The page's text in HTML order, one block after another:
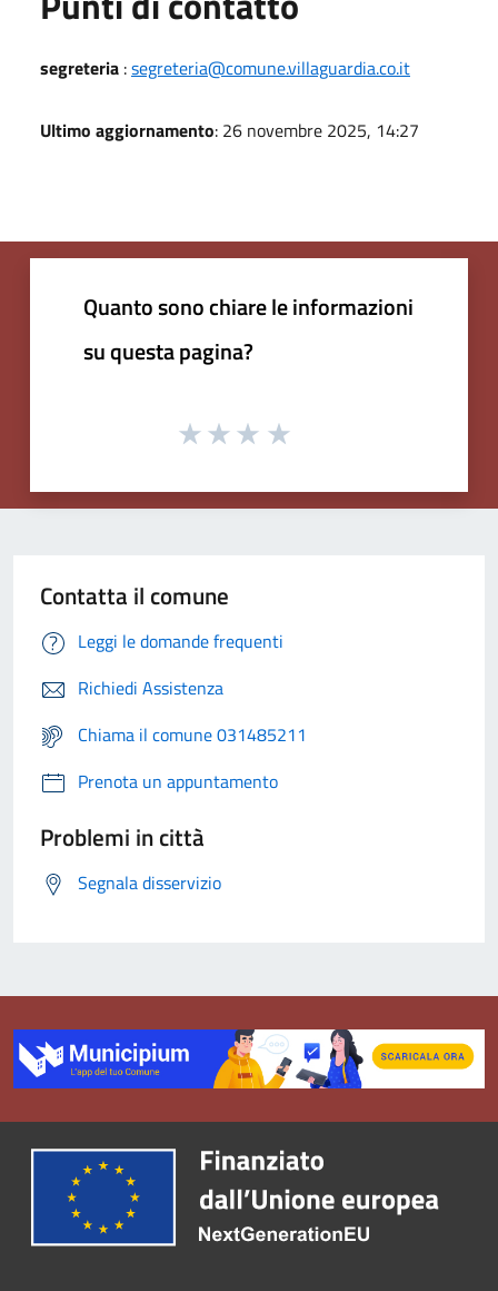
segreteria :segreteria@comune.villaguardia.co.it
Ultimo aggiornamento: 26 novembre 2025, 14:27
Quanto sono chiare le informazioni
su questa pagina?
Contatta il comune
Leggi le domande frequenti
Richiedi Assistenza
Chiama il comune 031485211
Prenota un appuntamento
Problemi in città
Segnala disservizio